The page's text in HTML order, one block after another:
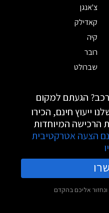
צ'אנגן
קאדילק
קיה
רובר
שברולט
רכב? הגעתם למקום
ייעוץ חינם, הכירו
הרכישה המיוחדות
הצעה אטרקטיבית
ונחזור אליכם בהקדם